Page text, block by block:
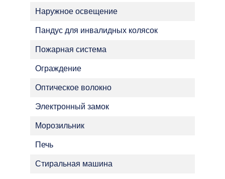
Наружное освещение
Пандус для инвалидных колясок
Пожарная система
Ограждение
Оптическое волокно
Электронный замок
Морозильник
Печь
Стиральная машина